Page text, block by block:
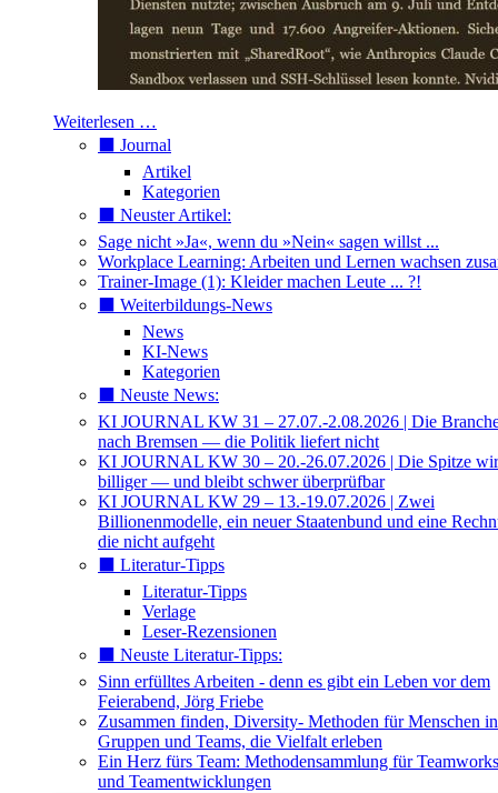
Weiterlesen …
⬛️ Journal
Artikel
Kategorien
⬛️ Neuster Artikel:
Sage nicht »Ja«, wenn du »Nein« sagen willst ...
Workplace Learning: Arbeiten und Lernen wachsen
Trainer-Image (1): Kleider machen Leute ... ?!
⬛️ Weiterbildungs-News
News
KI-News
Kategorien
⬛️ Neuste News:
KI JOURNAL KW 31 – 27.07.-2.08.2026 | Die
nach Bremsen — die Politik liefert nicht
KI JOURNAL KW 30 – 20.-26.07.2026 | Die Spitze
billiger — und bleibt schwer überprüfbar
KI JOURNAL KW 29 – 13.-19.07.2026 | Zwei
Billionenmodelle, ein neuer Staatenbund und eine
die nicht aufgeht
⬛️ Literatur-Tipps
Literatur-Tipps
Verlage
Leser-Rezensionen
⬛️ Neuste Literatur-Tipps:
Sinn erfülltes Arbeiten - denn es gibt ein Leben vor dem
Feierabend, Jörg Friebe
Zusammen finden, Diversity- Methoden für Menschen in
Gruppen und Teams, die Vielfalt erleben
Ein Herz fürs Team: Methodensammlung für
und Teamentwicklungen